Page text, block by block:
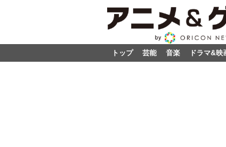
トップ 芸能 音楽 ドラマ&映